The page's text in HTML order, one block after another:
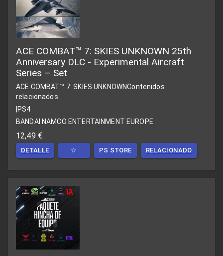
ACE COMBAT™ 7: SKIES UNKNOWN 25th
Anniversary DLC - Experimental Aircraft
Series – Set
ACE COMBAT™ 7: SKIES UNKNOWNContenidos
relacionados
PS4
BANDAI NAMCO ENTERTAINMENT EUROPE
12,49 €
DETALLE ☆ PS STORE RELACIONADO